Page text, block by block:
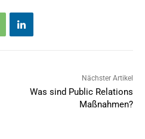
Nächster Artikel
Was sind Public Relations
Maßnahmen?